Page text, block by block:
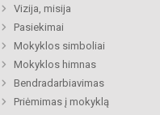
Vizija, misija
Pasiekimai
Mokyklos simboliai
Mokyklos himnas
Bendradarbiavimas
Priėmimas į mokyklą